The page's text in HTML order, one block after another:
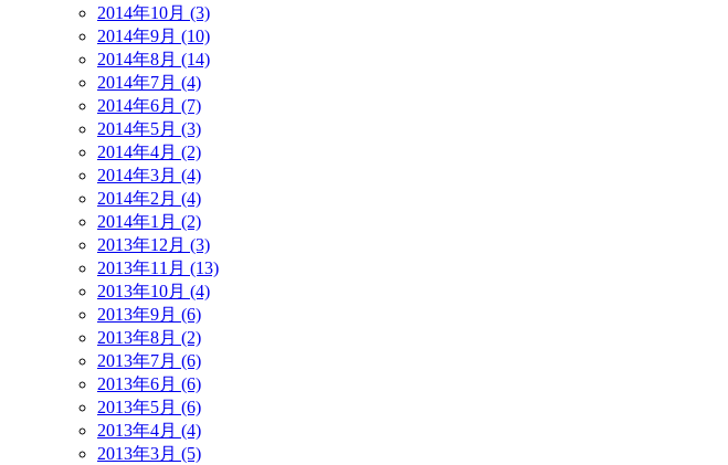
2014年10月 (3)
2014年9月 (10)
2014年8月 (14)
2014年7月 (4)
2014年6月 (7)
2014年5月 (3)
2014年4月 (2)
2014年3月 (4)
2014年2月 (4)
2014年1月 (2)
2013年12月 (3)
2013年11月 (13)
2013年10月 (4)
2013年9月 (6)
2013年8月 (2)
2013年7月 (6)
2013年6月 (6)
2013年5月 (6)
2013年4月 (4)
2013年3月 (5)